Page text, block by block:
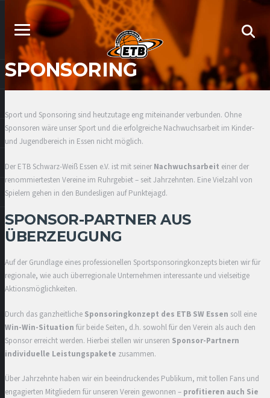
SPONSORING
Sport und Sponsoring sind heutzutage eng miteinander verbunden. Ohne
Sponsoren wäre unser Sport und die erfolgreiche Nachwuchsarbeit im Kinder-
und Jugendbereich in Essen nicht möglich.
Der ETB Schwarz-Weiß Essen e.V. ist mit seinerNachwuchsarbeit einer der
renommiertesten Vereine im Ruhrgebiet – seit Jahrzehnten. Eine Vielzahl von
Spielern gehen in den Bundesligen auf Punktejagd.
SPONSOR-PARTNER AUS
ÜBERZEUGUNG
Auf der Grundlage eines professionellen Sportsponsoringkonzepts bieten wir für
regionale, wie auch überregionale Unternehmen interessante und vielseitige
Aktionsmöglichkeiten.
Durch das ganzheitliche Sponsoringkonzept des ETB SW Essen soll eine
Win-Win-Situation für beide Seiten, d.h. sowohl für den Verein als auch den
Sponsor erreicht werden. Hierbei stellen wir unseren Sponsor-Partnern
individuelle Leistungspakete zusammen.
Über Jahrzehnte haben wir ein beeindruckendes Publikum, mit tollen Fans und
engagierten Mitgliedern für unseren Verein gewonnen – profitieren auch Sie